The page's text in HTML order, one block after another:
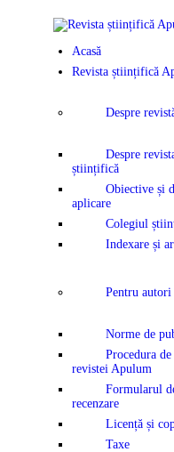
Acasă
Revista științifică
Despre
Despre
științifică
Obiective și
aplicare
Colegiul
Indexare și
Pentru autori
Norme de
Procedura
revistei Apulum
Formularul
recenzare
Licență și
Taxe